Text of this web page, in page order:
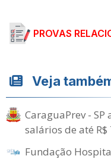
PROVAS
Veja
CaraguaPrev -
salários de até R$
Fundação